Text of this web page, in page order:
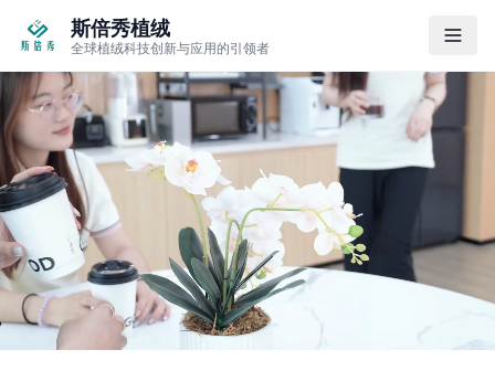
斯倍秀植绒
全球植绒科技创新与应用的引领者